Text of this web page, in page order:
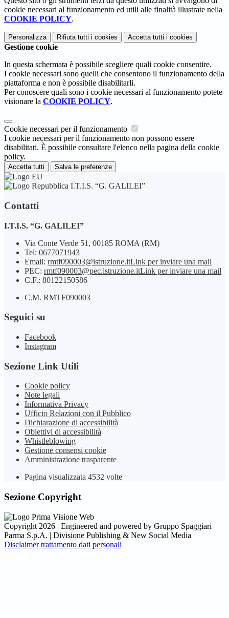
cookie necessari al funzionamento ed utili alle finalità illustrate nella
COOKIE POLICY.
Personalizza Rifiuta tutti i cookies Accetta tutti i cookies
Gestione cookie
In questa schermata è possibile scegliere quali cookie consentire.
I cookie necessari sono quelli che consentono il funzionamento della
piattaforma e non è possibile disabilitarli.
Per conoscere quali sono i cookie necessari al funzionamento potete
visionare la COOKIE POLICY.
Cookie necessari per il funzionamento
I cookie necessari per il funzionamento non possono essere
disabilitati. È possibile consultare l'elenco nella pagina della cookie
policy.
Accetta tutti Salva le preferenze
I.T.I.S. “G. GALILEI”
Contatti
I.T.I.S. “G. GALILEI”
Via Conte Verde 51, 00185 ROMA (RM)
Tel: 0677071943
Email: rmtf090003@istruzione.itLink per inviare una mail
PEC: rmtf090003@pec.istruzione.itLink per inviare una mail
C.F.: 80122150586
C.M. RMTF090003
Seguici su
Facebook
Instagram
Sezione Link Utili
Cookie policy
Note legali
Informativa Privacy
Ufficio Relazioni con il Pubblico
Dichiarazione di accessibilità
Obiettivi di accessibilità
Whistleblowing
Gestione consensi cookie
Amministrazione trasparente
Pagina visualizzata 4532 volte
Sezione Copyright
Copyright 2026 | Engineered and powered by Gruppo Spaggiari
Parma S.p.A. | Divisione Publishing & New Social Media
Disclaimer trattamento dati personali